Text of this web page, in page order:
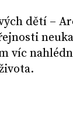
dětí –
víc